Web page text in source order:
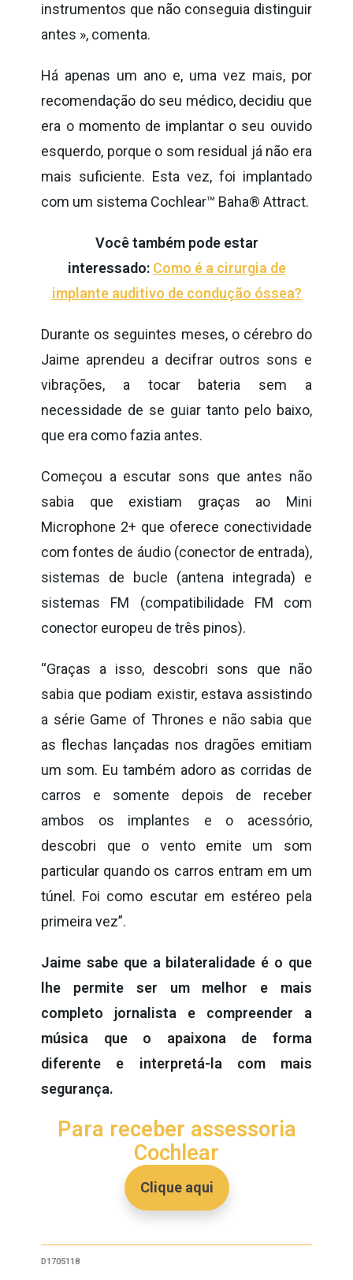
instrumentos que não conseguia distinguir
antes », comenta.
Há apenas um ano e, uma vez mais, por
recomendação do seu médico, decidiu que
era o momento de implantar o seu ouvido
esquerdo, porque o som residual já não era
mais suficiente. Esta vez, foi implantado
com um sistema Cochlear™ Baha® Attract.
Você também pode estar
interessado: Como é a cirurgia de
implante auditivo de condução óssea?
Durante os seguintes meses, o cérebro do
Jaime aprendeu a decifrar outros sons e
vibrações, a tocar bateria sem a
necessidade de se guiar tanto pelo baixo,
que era como fazia antes.
Começou a escutar sons que antes não
sabia que existiam graças ao Mini
Microphone 2+ que oferece conectividade
com fontes de áudio (conector de entrada),
sistemas de bucle (antena integrada) e
sistemas FM (compatibilidade FM com
conector europeu de três pinos).
“Graças a isso, descobri sons que não
sabia que podiam existir, estava assistindo
a série Game of Thrones e não sabia que
as flechas lançadas nos dragões emitiam
um som. Eu também adoro as corridas de
carros e somente depois de receber
ambos os implantes e o acessório,
descobri que o vento emite um som
particular quando os carros entram em um
túnel. Foi como escutar em estéreo pela
primeira vez”.
Jaime sabe que a bilateralidade é o que
lhe permite ser um melhor e mais
completo jornalista e compreender a
música que o apaixona de forma
diferente e interpretá-la com mais
segurança.
Para receber assessoria
Cochlear
Clique aqui
D1705118